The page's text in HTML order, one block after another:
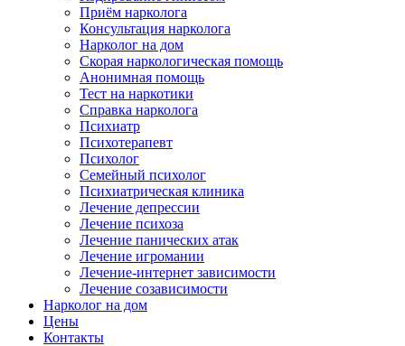
Приём нарколога
Консультация нарколога
Нарколог на дом
Скорая наркологическая помощь
Анонимная помощь
Тест на наркотики
Справка нарколога
Психиатр
Психотерапевт
Психолог
Семейный психолог
Психиатрическая клиника
Лечение депрессии
Лечение психоза
Лечение панических атак
Лечение игромании
Лечение-интернет зависимости
Лечение созависимости
Нарколог на дом
Цены
Контакты